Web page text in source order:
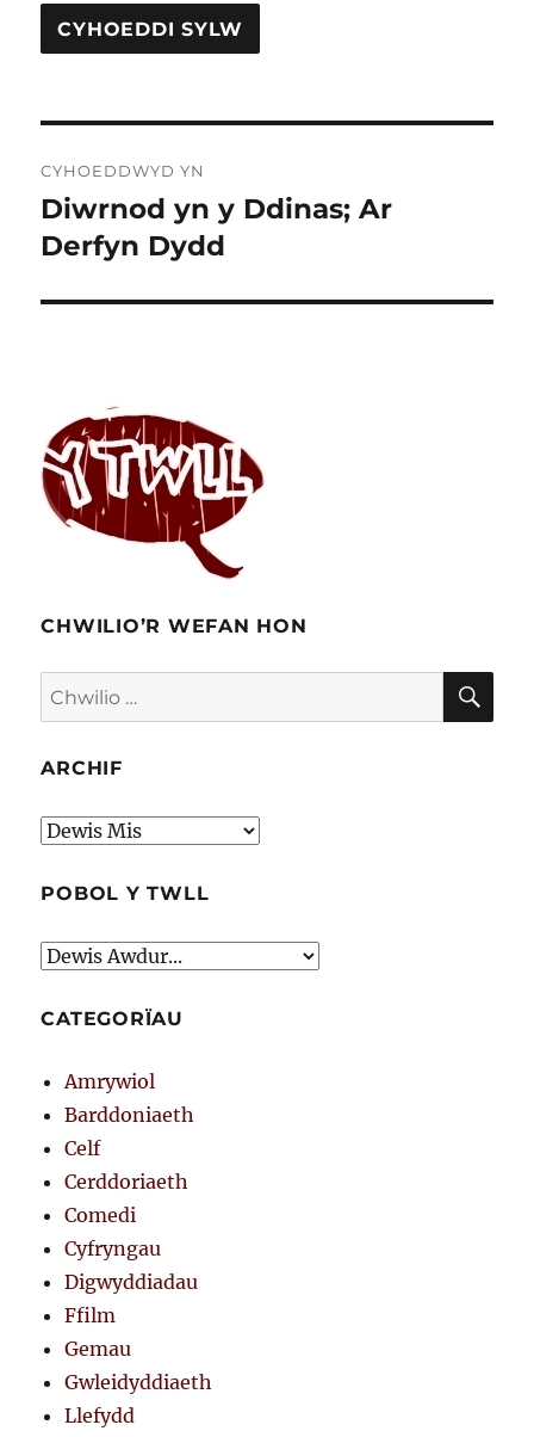
cofnod
CYHOEDDWYD YN
Diwrnod yn y Ddinas; Ar
Derfyn Dydd
CHWILIO’R WEFAN HON
Chwilio
am:
ARCHIF
Archif
POBOL Y TWLL
CATEGORÏAU
Amrywiol
Barddoniaeth
Celf
Cerddoriaeth
Comedi
Cyfryngau
Digwyddiadau
Ffilm
Gemau
Gwleidyddiaeth
Llefydd